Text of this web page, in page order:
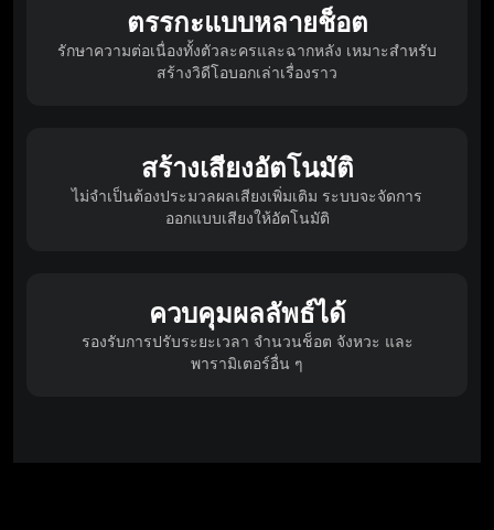
ตรรกะแบบหลายช็อต
รักษาความต่อเนื่องทั้งตัวละครและฉากหลัง เหมาะสำหรับ
สร้างวิดีโอบอกเล่าเรื่องราว
สร้างเสียงอัตโนมัติ
ไม่จำเป็นต้องประมวลผลเสียงเพิ่มเติม ระบบจะจัดการ
ออกแบบเสียงให้อัตโนมัติ
ควบคุมผลลัพธ์ได้
รองรับการปรับระยะเวลา จำนวนช็อต จังหวะ และ
พารามิเตอร์อื่น ๆ